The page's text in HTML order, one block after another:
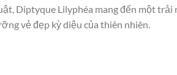
Diptyque Lilyphéa mang đến một
vẻ đẹp kỳ diệu của thiên nhiên.